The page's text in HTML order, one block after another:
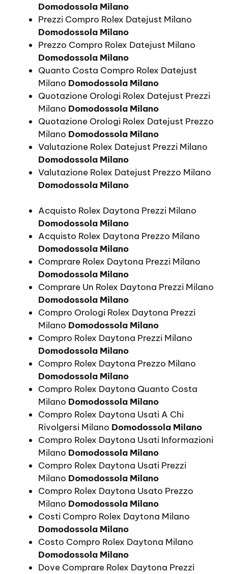
Domodossola Milano
Prezzi Compro Rolex Datejust Milano
Domodossola Milano
Prezzo Compro Rolex Datejust Milano
Domodossola Milano
Quanto Costa Compro Rolex Datejust
Milano Domodossola Milano
Quotazione Orologi Rolex Datejust Prezzi
Milano Domodossola Milano
Quotazione Orologi Rolex Datejust Prezzo
Milano Domodossola Milano
Valutazione Rolex Datejust Prezzi Milano
Domodossola Milano
Valutazione Rolex Datejust Prezzo Milano
Domodossola Milano
Acquisto Rolex Daytona Prezzi Milano
Domodossola Milano
Acquisto Rolex Daytona Prezzo Milano
Domodossola Milano
Comprare Rolex Daytona Prezzi Milano
Domodossola Milano
Comprare Un Rolex Daytona Prezzi Milano
Domodossola Milano
Compro Orologi Rolex Daytona Prezzi
Milano Domodossola Milano
Compro Rolex Daytona Prezzi Milano
Domodossola Milano
Compro Rolex Daytona Prezzo Milano
Domodossola Milano
Compro Rolex Daytona Quanto Costa
Milano Domodossola Milano
Compro Rolex Daytona Usati A Chi
Rivolgersi Milano Domodossola Milano
Compro Rolex Daytona Usati Informazioni
Milano Domodossola Milano
Compro Rolex Daytona Usati Prezzi
Milano Domodossola Milano
Compro Rolex Daytona Usato Prezzo
Milano Domodossola Milano
Costi Compro Rolex Daytona Milano
Domodossola Milano
Costo Compro Rolex Daytona Milano
Domodossola Milano
Dove Comprare Rolex Daytona Prezzi